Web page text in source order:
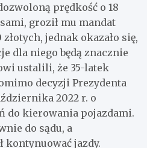
prędkość o 18
groził mu mandat
jednak okazało się,
dla niego będą znacznie
ustalili, że 35-latek
decyzji Prezydenta
2022 r. o
do kierowania pojazdami.
do sądu, a
kontynuować jazdy.